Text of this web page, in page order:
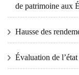
de patrimoine aux
Hausse des
Évaluation de